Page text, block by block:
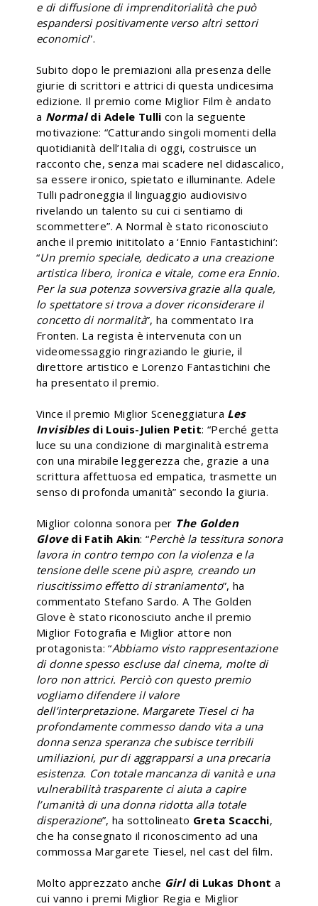
e di diffusione di imprenditorialità che può
espandersi positivamente verso altri settori
economici”.
Subito dopo le premiazioni alla presenza delle
giurie di scrittori e attrici di questa undicesima
edizione. Il premio come Miglior Film è andato
a Normaldi Adele Tulli con la seguente
motivazione: “Catturando singoli momenti della
quotidianità dell’Italia di oggi, costruisce un
racconto che, senza mai scadere nel didascalico,
sa essere ironico, spietato e illuminante. Adele
Tulli padroneggia il linguaggio audiovisivo
rivelando un talento su cui ci sentiamo di
scommettere”. A Normal è stato riconosciuto
anche il premio inititolato a ‘Ennio Fantastichini’:
“Un premio speciale, dedicato a una creazione
artistica libero, ironica e vitale, come era Ennio.
Per la sua potenza sovversiva grazie alla quale,
lo spettatore si trova a dover riconsiderare il
concetto di normalità”, ha commentato Ira
Fronten. La regista è intervenuta con un
videomessaggio ringraziando le giurie, il
direttore artistico e Lorenzo Fantastichini che
ha presentato il premio.
Vince il premio Miglior Sceneggiatura Les
Invisiblesdi Louis-Julien Petit: “Perché getta
luce su una condizione di marginalità estrema
con una mirabile leggerezza che, grazie a una
scrittura affettuosa ed empatica, trasmette un
senso di profonda umanità” secondo la giuria.
Miglior colonna sonora per The Golden
Glovedi Fatih Akin: “Perchè la tessitura sonora
lavora in contro tempo con la violenza e la
tensione delle scene più aspre, creando un
riuscitissimo effetto di straniamento”, ha
commentato Stefano Sardo. A The Golden
Glove è stato riconosciuto anche il premio
Miglior Fotografia e Miglior attore non
protagonista: “Abbiamo visto rappresentazione
di donne spesso escluse dal cinema, molte di
loro non attrici. Perciò con questo premio
vogliamo difendere il valore
dell’interpretazione. Margarete Tiesel ci ha
profondamente commesso dando vita a una
donna senza speranza che subisce terribili
umiliazioni, pur di aggrapparsi a una precaria
esistenza. Con totale mancanza di vanità e una
vulnerabilità trasparente ci aiuta a capire
l’umanità di una donna ridotta alla totale
disperazione”, ha sottolineato Greta Scacchi,
che ha consegnato il riconoscimento ad una
commossa Margarete Tiesel, nel cast del film.
Molto apprezzato anche Girldi Lukas Dhont a
cui vanno i premi Miglior Regia e Miglior